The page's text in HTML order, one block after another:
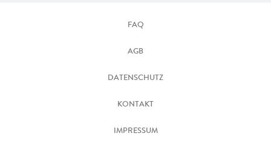
FAQ
AGB
DATENSCHUTZ
KONTAKT
IMPRESSUM